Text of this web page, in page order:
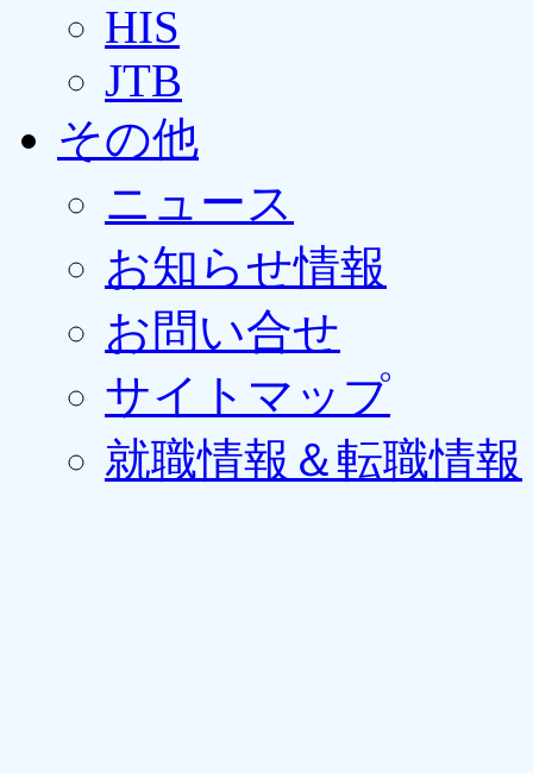
HIS
JTB
その他
ニュース
お知らせ情報
お問い合せ
サイトマップ
就職情報＆転職情報